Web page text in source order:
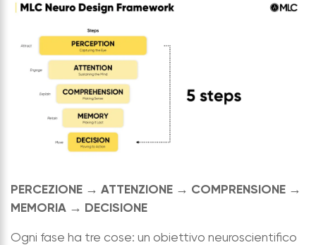
PERCEZIONE → ATTENZIONE → COMPRENSIONE →
MEMORIA → DECISIONE
Ogni fase ha tre cose: un obiettivo neuroscientifico